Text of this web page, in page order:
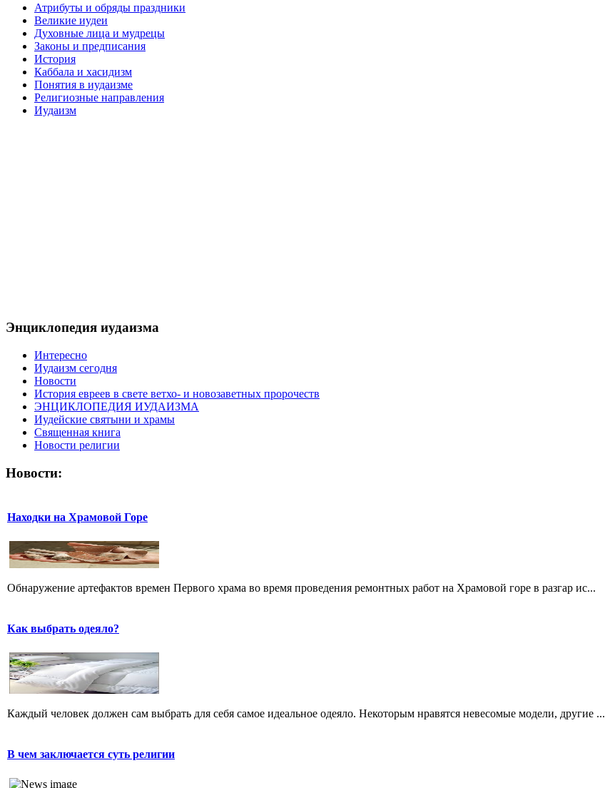
Атрибуты и обряды праздники
Великие иудеи
Духовные лица и мудрецы
Законы и предписания
История
Каббала и хасидизм
Понятия в иудаизме
Религиозные направления
Иудаизм
Энциклопедия иудаизма
Интересно
Иудаизм сегодня
Новости
История евреев в свете ветхо- и новозаветных пророчеств
ЭНЦИКЛОПЕДИЯ ИУДАИЗМА
Иудейские святыни и храмы
Священная книга
Новости религии
Новости:
Находки на Храмовой Горе
Обнаружение артефактов времен Первого храма во время проведения ремонтных работ на Храмовой горе в разгар ис...
Как выбрать одеяло?
Каждый человек должен сам выбрать для себя самое идеальное одеяло. Некоторым нравятся невесомые модели, другие ...
В чем заключается суть религии